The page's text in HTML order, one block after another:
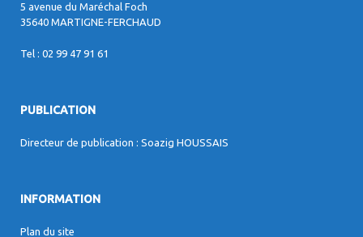
5 avenue du Maréchal Foch
35640 MARTIGNE-FERCHAUD
Tel : 02 99 47 91 61
PUBLICATION
Directeur de publication : Soazig HOUSSAIS
INFORMATION
Plan du site